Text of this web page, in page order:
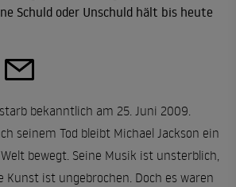
Schuld oder Unschuld hält bis heute
bekanntlich am 25. Juni 2009.
seinem Tod bleibt Michael Jackson ein
bewegt. Seine Musik ist unsterblich,
Kunst ist ungebrochen. Doch es waren